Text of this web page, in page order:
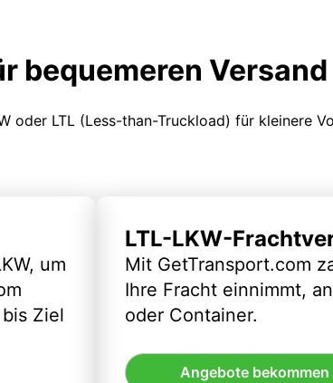
bequemeren Versand
oder LTL (Less-than-Truckload) für kleinere
um
Ziel
LTL-LKW-
Mit GetTransport.com
Ihre Fracht einnimmt,
oder Container.
Angebote bekommen